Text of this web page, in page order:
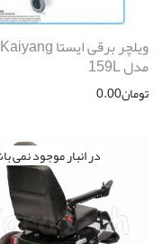
ویلچر برقی ایستا Kaiyang
مدل 159L
تومان0.00